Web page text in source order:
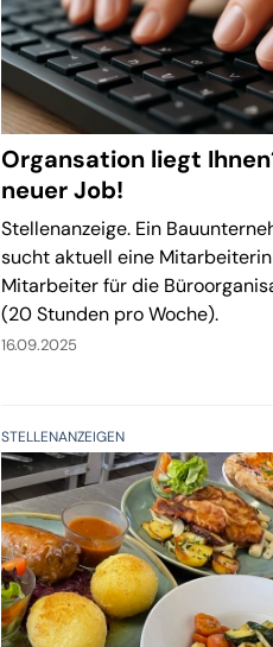
Organsation liegt
neuer Job!
Stellenanzeige. Ein
sucht aktuell eine
Mitarbeiter für die
(20 Stunden pro Woche).
16.09.2025
STELLENANZEIGEN